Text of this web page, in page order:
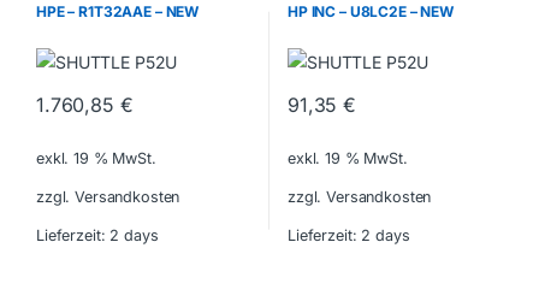
HPE – R1T32AAE – NEW
1.760,85 €
exkl. 19 % MwSt.
zzgl. Versandkosten
Lieferzeit: 2 days
HP INC – U8LC2E – NEW
91,35€
exkl. 19 % MwSt.
zzgl. Versandkosten
Lieferzeit: 2 days